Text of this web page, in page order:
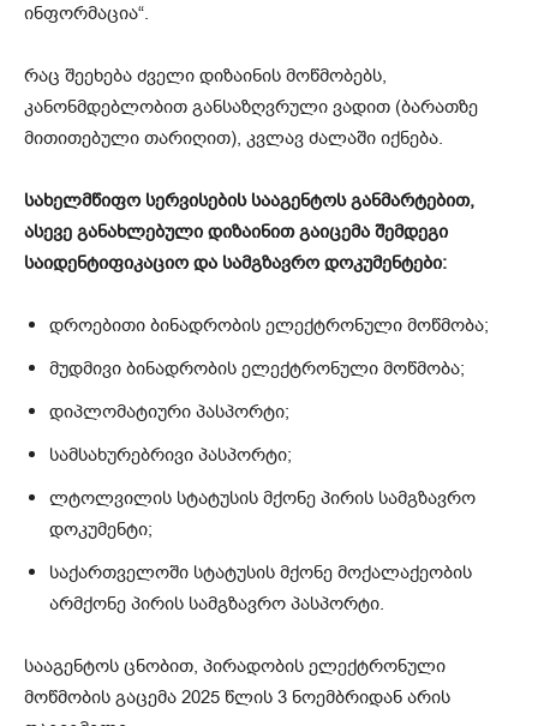
ინფორმაცია“.
რაც შეეხება ძველი დიზაინის მოწმობებს,
კანონმდებლობით განსაზღვრული ვადით (ბარათზე
მითითებული თარიღით), კვლავ ძალაში იქნება.
სახელმწიფო სერვისების სააგენტოს განმარტებით,
ასევე განახლებული დიზაინით გაიცემა შემდეგი
საიდენტიფიკაციო და სამგზავრო დოკუმენტები:
დროებითი ბინადრობის ელექტრონული მოწმობა;
მუდმივი ბინადრობის ელექტრონული მოწმობა;
დიპლომატიური პასპორტი;
სამსახურებრივი პასპორტი;
ლტოლვილის სტატუსის მქონე პირის სამგზავრო
დოკუმენტი;
საქართველოში სტატუსის მქონე მოქალაქეობის
არმქონე პირის სამგზავრო პასპორტი.
სააგენტოს ცნობით, პირადობის ელექტრონული
მოწმობის გაცემა 2025 წლის 3 ნოემბრიდან არის